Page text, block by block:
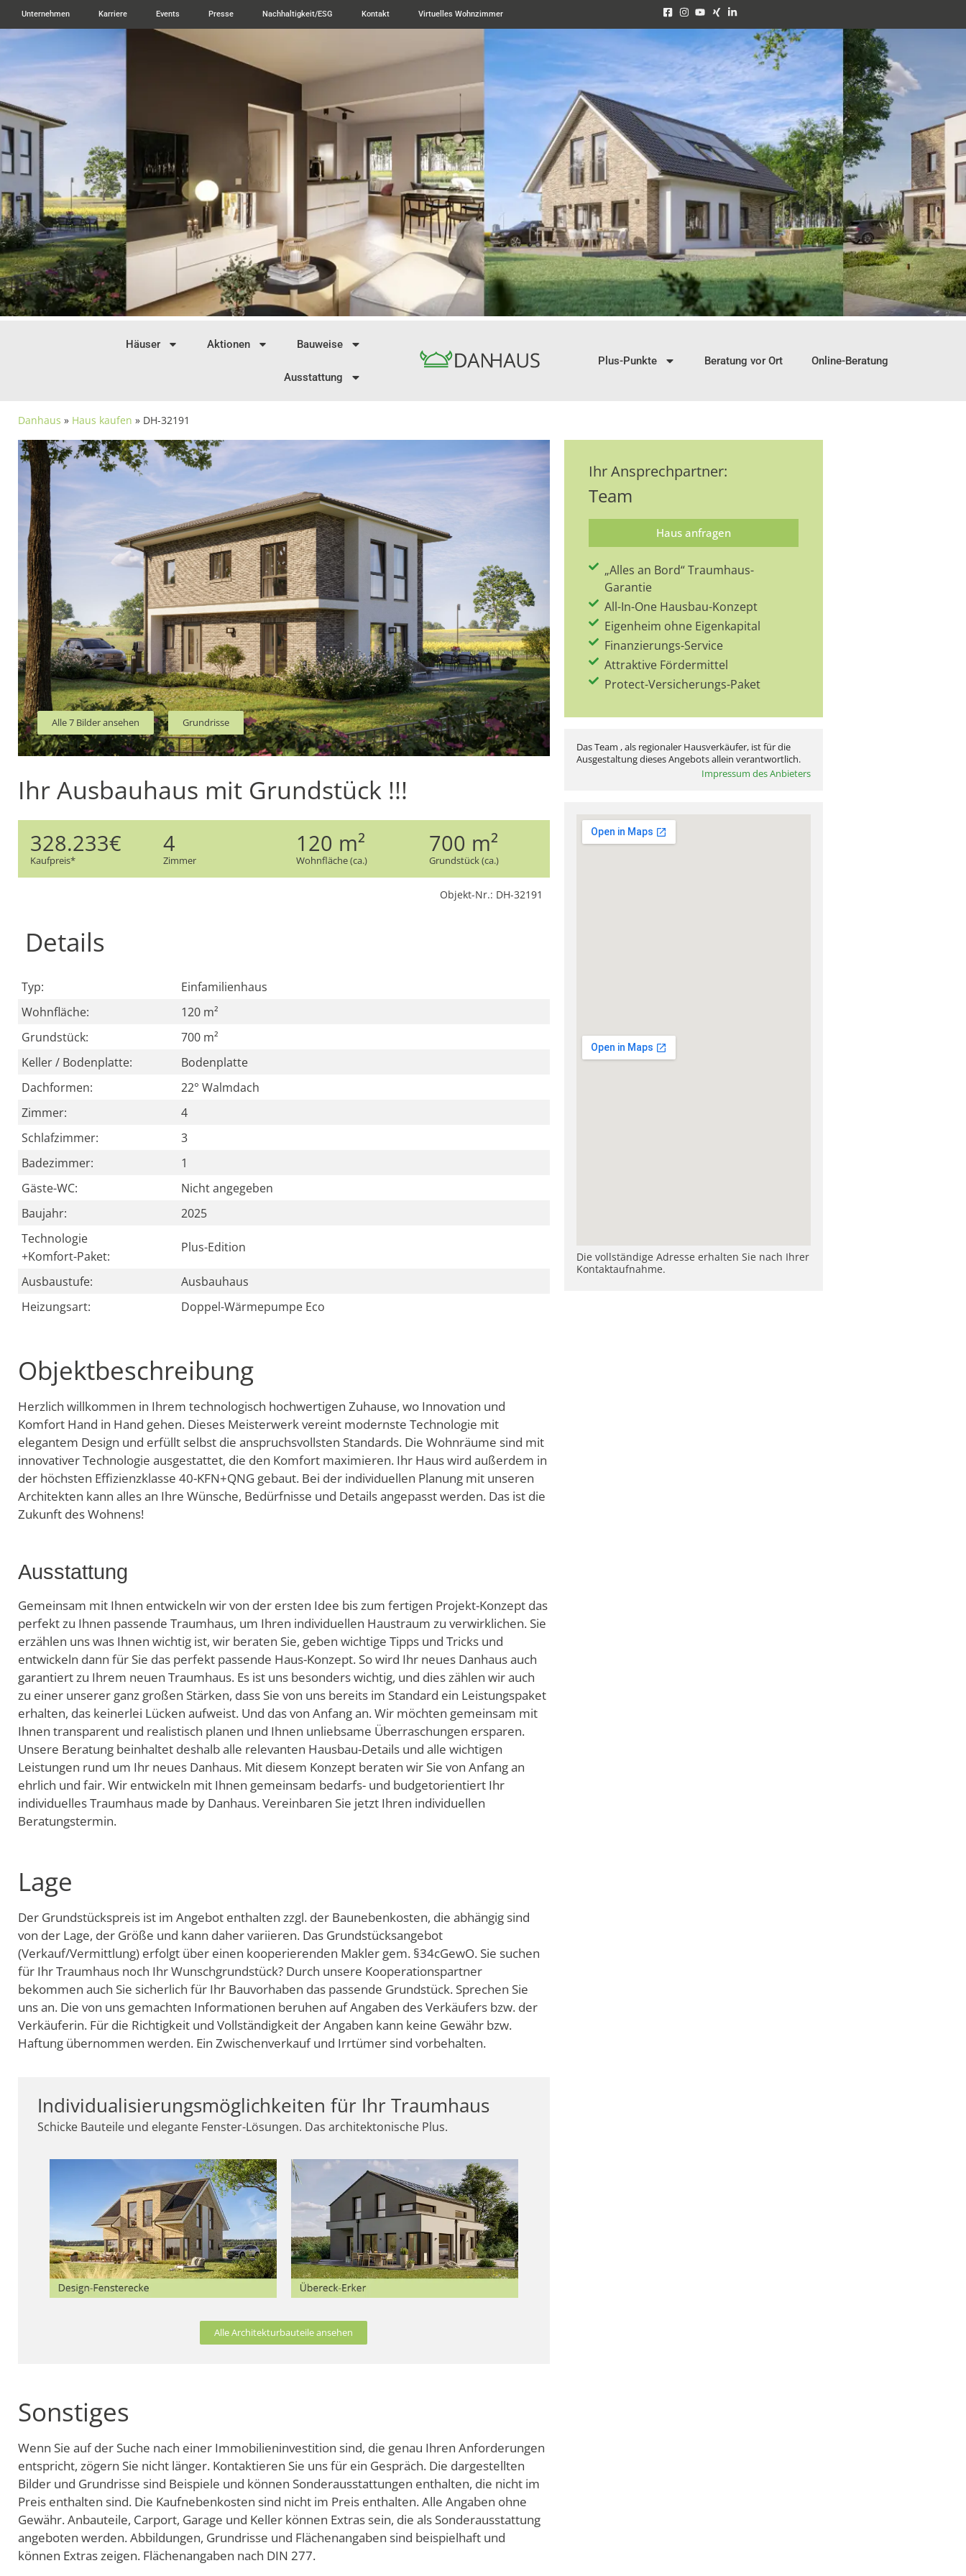
Unternehmen Karriere Events Presse Nachhaltigkeit/ESG Kontakt Virtuelles Wohnzimmer
Häuser Aktionen Bauweise
Ausstattung
Plus-Punkte Beratung vor Ort Online-Beratung
Danhaus » Haus kaufen » DH-32191
Alle 7 Bilder ansehen Grundrisse
Ihr Ausbauhaus mit Grundstück !!!
328.233€
Kaufpreis*
4
Zimmer
120 m²
Wohnfläche (ca.)
700 m²
Grundstück (ca.)
Objekt-Nr.: DH-32191
Details
Typ:
Einfamilienhaus
Wohnfläche:
120 m²
Grundstück:
700 m²
Keller / Bodenplatte:
Bodenplatte
Dachformen:
22° Walmdach
Zimmer:
4
Schlafzimmer:
3
Badezimmer:
1
Gäste-WC:
Nicht angegeben
Baujahr:
2025
Technologie
+Komfort-Paket:
Plus-Edition
Ausbaustufe:
Ausbauhaus
Heizungsart:
Doppel-Wärmepumpe Eco
Ihr Ansprechpartner:
Team
Haus anfragen
„Alles an Bord“ Traumhaus-
Garantie
All-In-One Hausbau-Konzept
Eigenheim ohne Eigenkapital
Finanzierungs-Service
Attraktive Fördermittel
Protect-Versicherungs-Paket
Das Team , als regionaler Hausverkäufer, ist für die
Ausgestaltung dieses Angebots allein verantwortlich.
Impressum des Anbieters
Die vollständige Adresse erhalten Sie nach Ihrer
Kontaktaufnahme.
Objektbeschreibung
Herzlich willkommen in Ihrem technologisch hochwertigen Zuhause, wo Innovation und
Komfort Hand in Hand gehen. Dieses Meisterwerk vereint modernste Technologie mit
elegantem Design und erfüllt selbst die anspruchsvollsten Standards. Die Wohnräume sind mit
innovativer Technologie ausgestattet, die den Komfort maximieren. Ihr Haus wird außerdem in
der höchsten Effizienzklasse 40-KFN+QNG gebaut. Bei der individuellen Planung mit unseren
Architekten kann alles an Ihre Wünsche, Bedürfnisse und Details angepasst werden. Das ist die
Zukunft des Wohnens!
Ausstattung
Gemeinsam mit Ihnen entwickeln wir von der ersten Idee bis zum fertigen Projekt-Konzept das
perfekt zu Ihnen passende Traumhaus, um Ihren individuellen Haustraum zu verwirklichen. Sie
erzählen uns was Ihnen wichtig ist, wir beraten Sie, geben wichtige Tipps und Tricks und
entwickeln dann für Sie das perfekt passende Haus-Konzept. So wird Ihr neues Danhaus auch
garantiert zu Ihrem neuen Traumhaus. Es ist uns besonders wichtig, und dies zählen wir auch
zu einer unserer ganz großen Stärken, dass Sie von uns bereits im Standard ein Leistungspaket
erhalten, das keinerlei Lücken aufweist. Und das von Anfang an. Wir möchten gemeinsam mit
Ihnen transparent und realistisch planen und Ihnen unliebsame Überraschungen ersparen.
Unsere Beratung beinhaltet deshalb alle relevanten Hausbau-Details und alle wichtigen
Leistungen rund um Ihr neues Danhaus. Mit diesem Konzept beraten wir Sie von Anfang an
ehrlich und fair. Wir entwickeln mit Ihnen gemeinsam bedarfs- und budgetorientiert Ihr
individuelles Traumhaus made by Danhaus. Vereinbaren Sie jetzt Ihren individuellen
Beratungstermin.
Lage
Der Grundstückspreis ist im Angebot enthalten zzgl. der Baunebenkosten, die abhängig sind
von der Lage, der Größe und kann daher variieren. Das Grundstücksangebot
(Verkauf/Vermittlung) erfolgt über einen kooperierenden Makler gem. §34cGewO. Sie suchen
für Ihr Traumhaus noch Ihr Wunschgrundstück? Durch unsere Kooperationspartner
bekommen auch Sie sicherlich für Ihr Bauvorhaben das passende Grundstück. Sprechen Sie
uns an. Die von uns gemachten Informationen beruhen auf Angaben des Verkäufers bzw. der
Verkäuferin. Für die Richtigkeit und Vollständigkeit der Angaben kann keine Gewähr bzw.
Haftung übernommen werden. Ein Zwischenverkauf und Irrtümer sind vorbehalten.
Individualisierungsmöglichkeiten für Ihr Traumhaus
Schicke Bauteile und elegante Fenster-Lösungen. Das architektonische Plus.
Alle Architekturbauteile ansehen
Sonstiges
Wenn Sie auf der Suche nach einer Immobilieninvestition sind, die genau Ihren Anforderungen
entspricht, zögern Sie nicht länger. Kontaktieren Sie uns für ein Gespräch. Die dargestellten
Bilder und Grundrisse sind Beispiele und können Sonderausstattungen enthalten, die nicht im
Preis enthalten sind. Die Kaufnebenkosten sind nicht im Preis enthalten. Alle Angaben ohne
Gewähr. Anbauteile, Carport, Garage und Keller können Extras sein, die als Sonderausstattung
angeboten werden. Abbildungen, Grundrisse und Flächenangaben sind beispielhaft und
können Extras zeigen. Flächenangaben nach DIN 277.